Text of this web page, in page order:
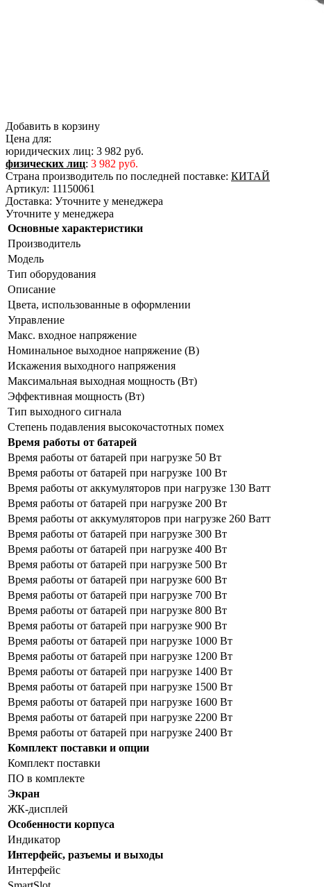
Добавить в корзину
Цена для:
юридических лиц: 3 982 руб.
физических лиц: 3 982 руб.
Страна производитель по последней поставке: КИТАЙ
Артикул: 11150061
Доставка: Уточните у менеджера
Уточните у менеджера
Основные характеристики
Производитель
Модель
Тип оборудования
Описание
Цвета, использованные в оформлении
Управление
Макс. входное напряжение
Номинальное выходное напряжение (В)
Искажения выходного напряжения
Максимальная выходная мощность (Вт)
Эффективная мощность (Вт)
Тип выходного сигнала
Степень подавления высокочастотных помех
Время работы от батарей
Время работы от батарей при нагрузке 50 Вт
Время работы от батарей при нагрузке 100 Вт
Время работы от аккумуляторов при нагрузке 130 Ватт
Время работы от батарей при нагрузке 200 Вт
Время работы от аккумуляторов при нагрузке 260 Ватт
Время работы от батарей при нагрузке 300 Вт
Время работы от батарей при нагрузке 400 Вт
Время работы от батарей при нагрузке 500 Вт
Время работы от батарей при нагрузке 600 Вт
Время работы от батарей при нагрузке 700 Вт
Время работы от батарей при нагрузке 800 Вт
Время работы от батарей при нагрузке 900 Вт
Время работы от батарей при нагрузке 1000 Вт
Время работы от батарей при нагрузке 1200 Вт
Время работы от батарей при нагрузке 1400 Вт
Время работы от батарей при нагрузке 1500 Вт
Время работы от батарей при нагрузке 1600 Вт
Время работы от батарей при нагрузке 2200 Вт
Время работы от батарей при нагрузке 2400 Вт
Комплект поставки и опции
Комплект поставки
ПО в комплекте
Экран
ЖК-дисплей
Особенности корпуса
Индикатор
Интерфейс, разъемы и выходы
Интерфейс